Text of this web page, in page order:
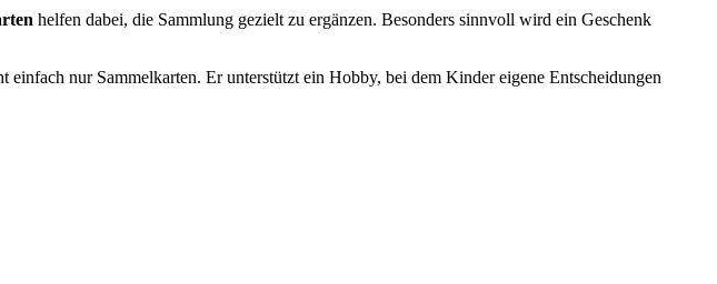
helfen dabei, die Sammlung gezielt zu ergänzen. Besonders sinnvoll wird ein Geschenk
nur Sammelkarten. Er unterstützt ein Hobby, bei dem Kinder eigene Entscheidungen